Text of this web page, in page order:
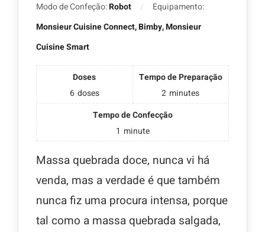
Modo de Confeção:Robot
Equipamento:
Monsieur Cuisine Connect, Bimby, Monsieur
Cuisine Smart
Doses
6 doses
Tempo de Preparação
2 minutes
Tempo de Confecção
1 minute
Massa quebrada doce, nunca vi há
venda, mas a verdade é que também
nunca fiz uma procura intensa, porque
tal como a massa quebrada salgada,